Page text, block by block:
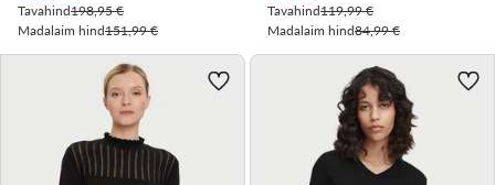
Tavahind198,95 €
Madalaim hind151,99 €
Tavahind119,99 €
Madalaim hind84,99 €